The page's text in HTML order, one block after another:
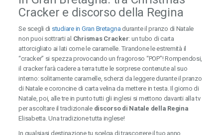
Cracker e discorso della Regina
Se scegli di studiare in Gran Bretagna durante il pranzo di Natale
non puoi sottrarti al Chrismas Cracker: un tubo di carta
attorcigliato ai lati come le caramelle. Tirandone le estremità il
“cracker” si spezza provocando un fragoroso “POP”! Rompendosi,
il cracker farà cadere a terra tutte le sorprese contenute al suo
interno: solitamente caramelle, scherzi da leggere durante il pranzo
di Natale e coroncine di carta velina da mettere in testa. Il giorno di
Natale, poi, alle tre in punto tutti gli inglesi si mettono davanti alla tv
per ascoltare il tradizionale discorso di Natale della Regina
Elisabetta. Una tradizione tutta inglese!
In qualsiasi destinazione tu scelga di trascorrere il tuo anno